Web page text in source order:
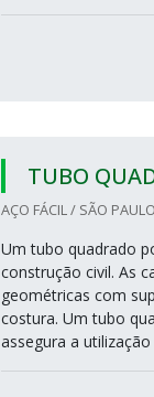
TUBO
AÇO FÁCIL / SÃO
Um tubo quadrado
construção civil. As
geométricas com
costura. Um tubo
assegura a